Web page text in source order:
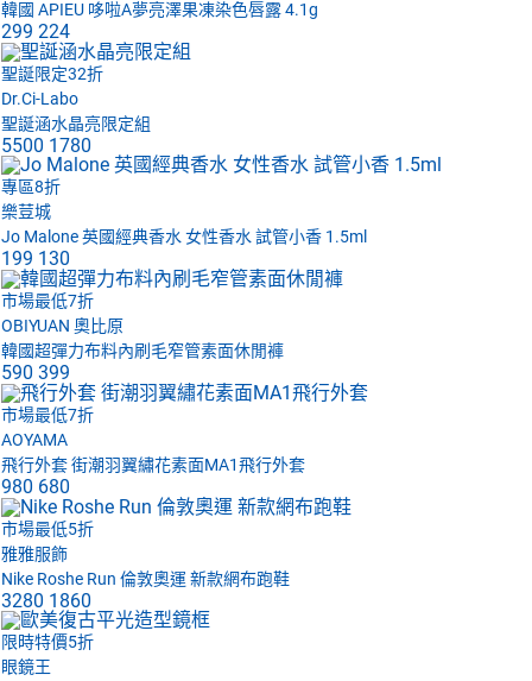
韓國 APIEU 哆啦A夢亮澤果凍染色唇露 4.1g
299 224
聖誕限定32折
Dr.Ci-Labo
聖誕涵水晶亮限定組
5500 1780
專區8折
樂荳城
Jo Malone 英國經典香水 女性香水 試管小香 1.5ml
199 130
市場最低7折
OBIYUAN 奧比原
韓國超彈力布料內刷毛窄管素面休閒褲
590 399
市場最低7折
AOYAMA
飛行外套 街潮羽翼繡花素面MA1飛行外套
980 680
市場最低5折
雅雅服飾
Nike Roshe Run 倫敦奧運 新款網布跑鞋
3280 1860
限時特價5折
眼鏡王